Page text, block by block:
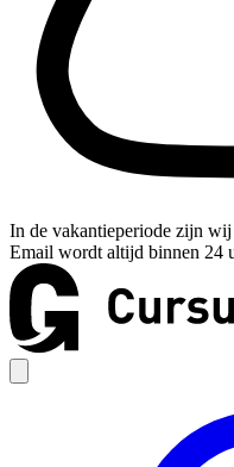
In de vakantieperiode zijn
Email wordt altijd binnen 24